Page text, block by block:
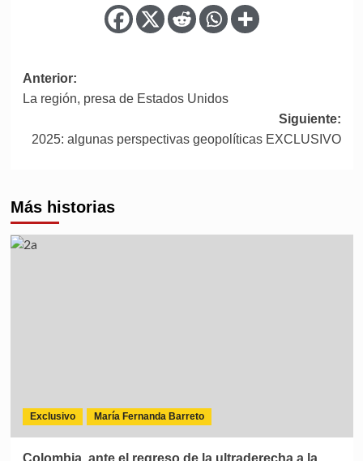
Anterior:
La región, presa de Estados Unidos
Siguiente:
2025: algunas perspectivas geopolíticas EXCLUSIVO
Más historias
Exclusivo María Fernanda Barreto